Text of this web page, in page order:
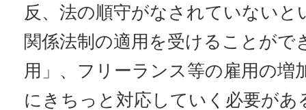
反、法の順守がなされていないと
関係法制の適用を受けることがで
用」、フリーランス等の雇用の増
にきちっと対応していく必要があ